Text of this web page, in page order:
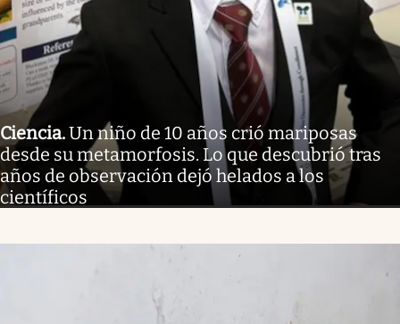
Ciencia.Un niño de 10 años crió mariposas
desde su metamorfosis. Lo que descubrió tras
años de observación dejó helados a los
científicos